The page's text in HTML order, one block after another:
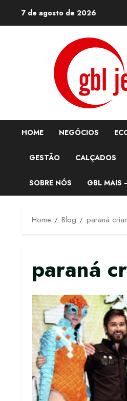
7 de agosto de 2026
HOME NEGÓCIOS
GESTÃO CALÇADOS
SOBRE NÓS GBL MAIS
Home Blog paraná
paraná